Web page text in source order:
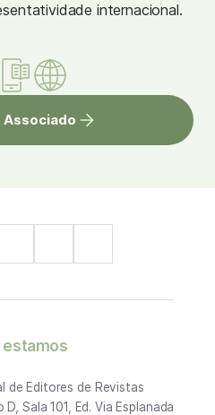
internacional.
Associado
estamos
de Editores de Revistas
Sala 101, Ed. Via Esplanada